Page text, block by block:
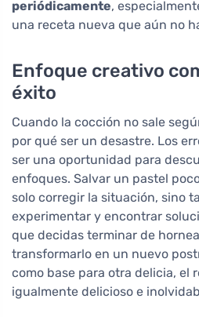
periódicamente,
una receta nueva que aún no
Enfoque creativo
éxito
Cuando la cocción no sale
por qué ser un desastre. Los
ser una oportunidad para
enfoques. Salvar un pastel
solo corregir la situación, sino
experimentar y encontrar
que decidas terminar de
transformarlo en un nuevo
como base para otra delicia, el
igualmente delicioso e